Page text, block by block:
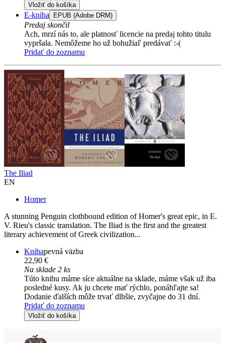
Vložiť do košíka
E-kniha EPUB (Adobe DRM)
Predaj skončil
Ach, mrzí nás to, ale platnosť licencie na predaj tohto titulu
vypršala. Nemôžeme ho už bohužiaľ predávať :-(
Pridať do zoznamu
The Iliad
EN
Homer
A stunning Penguin clothbound edition of Homer's great epic, in E.
V. Rieu's classic translation. The Iliad is the first and the greatest
literary achievement of Greek civilization...
Knihapevná väzba
22,90 €
Na sklade 2 ks
Túto knihu máme síce aktuálne na sklade, máme však už iba
posledné kusy. Ak ju chcete mať rýchlo, ponáhľajte sa!
Dodanie ďalších môže trvať dlhšie, zvyčajne do 31 dní.
Pridať do zoznamu
Vložiť do košíka